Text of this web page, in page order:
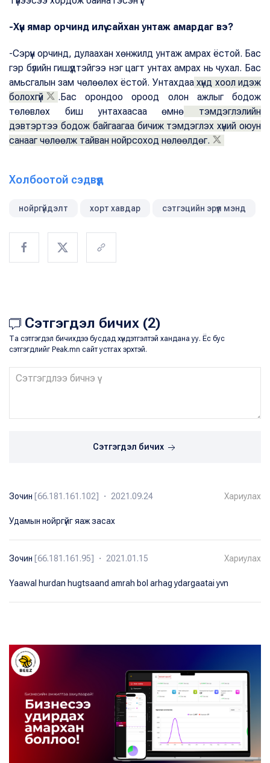
-Хүн ямар орчинд илүү сайхан унтаж амардаг вэ?
-Сэрүүн орчинд, дулаахан хөнжилд унтаж амрах ёстой. Бас
гэр бүлийн гишүүдтэйгээ нэг цагт унтах амрах нь чухал. Бас
амьсгалын зам чөлөөлөх ёстой. Унтахдаахүнд хоол идэж
болохгүй
.Бас орондоо ороод олон ажлыг бодож
төлөвлөх биш унтахаасаа өмнө тэмдэглэлийн
дэвтэртээ бодож байгаагаа бичиж тэмдэглэх хүний оюун
санааг чөлөөлж тайван нойрсоход нөлөөлдөг.
Холбоотой сэдвүүд
нойргүйдэлт хорт хавдар сэтгэцийн эрүүл мэнд
Сэтгэгдэл бичих (2)
Та сэтгэгдэл бичихдээ бусдад хүндэтгэлтэй хандана уу. Ёс бус
сэтгэгдлийг Peak.mn сайт устгах эрхтэй.
Сэтгэгдэл бичих
Зочин [66.181.161.102] ・ 2021.09.24 Хариулах
Удамын нойргүйг яаж засах
Зочин [66.181.161.95] ・ 2021.01.15 Хариулах
Yaawal hurdan hugtsaand amrah bol arhag ydargaatai yvn